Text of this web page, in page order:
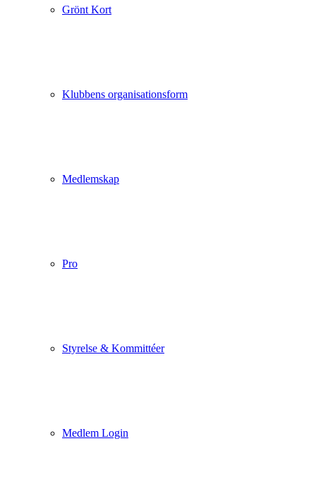
Grönt Kort
Klubbens organisationsform
Medlemskap
Pro
Styrelse & Kommittéer
Medlem Login